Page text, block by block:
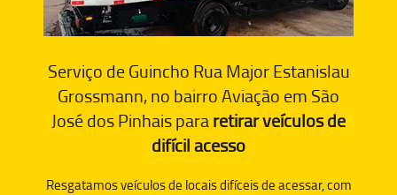
Serviço de Guincho Rua Major Estanislau
Grossmann, no bairro Aviação em São
José dos Pinhais pararetirar veículos de
difícil acesso
Resgatamos veículos de locais difíceis de acessar, com